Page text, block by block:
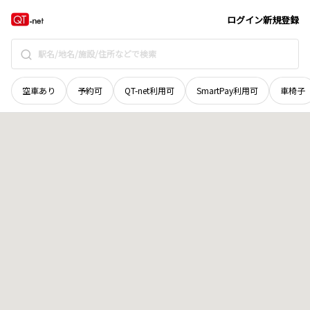
ログイン新規登録
空車あり 予約可 QT-net利用可 SmartPay利用可 車椅子
秋田県